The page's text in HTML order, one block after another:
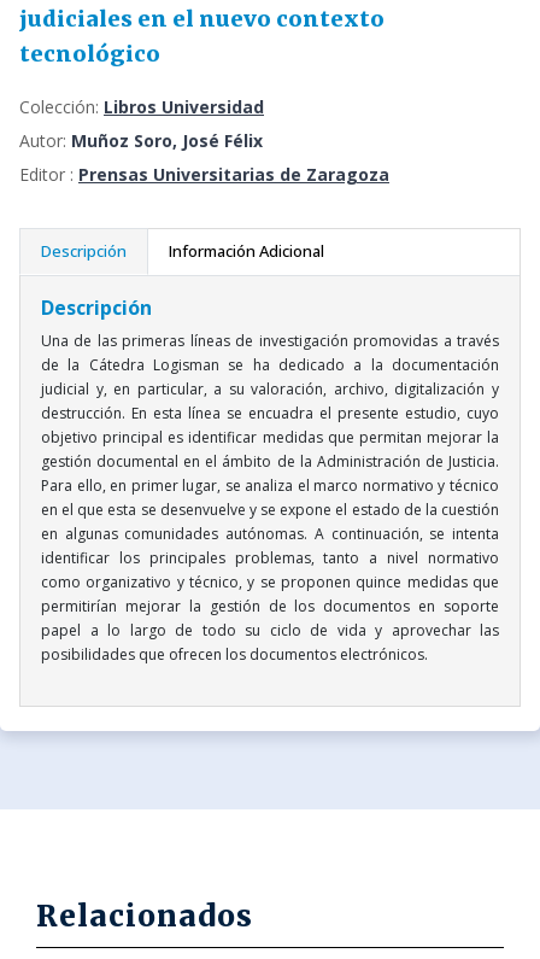
judiciales en el nuevo contexto
tecnológico
Colección: Libros Universidad
Autor: Muñoz Soro, José Félix
Editor : Prensas Universitarias de Zaragoza
Descripción Información Adicional
Descripción
Una de las primeras líneas de investigación promovidas a través
de la Cátedra Logisman se ha dedicado a la documentación
judicial y, en particular, a su valoración, archivo, digitalización y
destrucción. En esta línea se encuadra el presente estudio, cuyo
objetivo principal es identificar medidas que permitan mejorar la
gestión documental en el ámbito de la Administración de Justicia.
Para ello, en primer lugar, se analiza el marco normativo y técnico
en el que esta se desenvuelve y se expone el estado de la cuestión
en algunas comunidades autónomas. A continuación, se intenta
identificar los principales problemas, tanto a nivel normativo
como organizativo y técnico, y se proponen quince medidas que
permitirían mejorar la gestión de los documentos en soporte
papel a lo largo de todo su ciclo de vida y aprovechar las
posibilidades que ofrecen los documentos electrónicos.
Relacionados